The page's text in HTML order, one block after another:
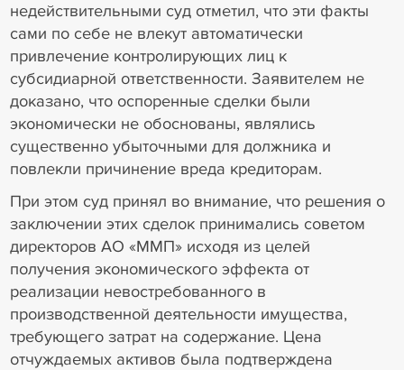
недействительными суд отметил, что эти факты
сами по себе не влекут автоматически
привлечение контролирующих лиц к
субсидиарной ответственности. Заявителем не
доказано, что оспоренные сделки были
экономически не обоснованы, являлись
существенно убыточными для должника и
повлекли причинение вреда кредиторам.
При этом суд принял во внимание, что решения о
заключении этих сделок принимались советом
директоров АО «ММП» исходя из целей
получения экономического эффекта от
реализации невостребованного в
производственной деятельности имущества,
требующего затрат на содержание. Цена
отчуждаемых активов была подтверждена